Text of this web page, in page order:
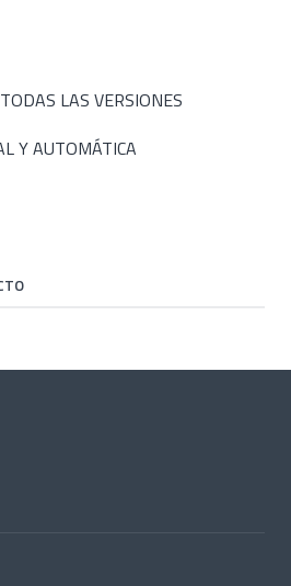
LAS VERSIONES
Y AUTOMÁTICA